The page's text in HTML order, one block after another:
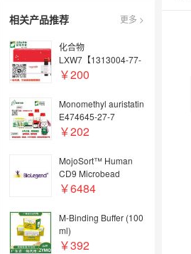
相关产品推荐 更多 >
化合物
LXW7【1313004-77-
1】
￥200
Monomethyl auristatin
E474645-27-7
￥202
MojoSort™ Human
CD9 Microbead
Exosome Kit
￥6484
M-Binding Buffer (100
ml)
￥392